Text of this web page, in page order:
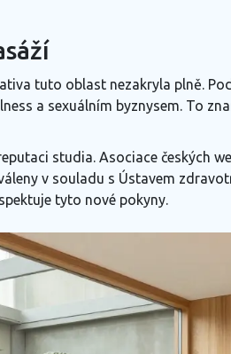
tuto oblast nezakryla plně.
a sexuálním byznysem. To
studia. Asociace českých
v souladu s Ústavem
tyto nové pokyny.